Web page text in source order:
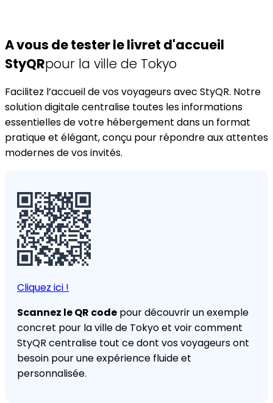
A vous de tester le livret d'accueil
StyQRpour la ville de Tokyo
Facilitez l’accueil de vos voyageurs avec StyQR. Notre
solution digitale centralise toutes les informations
essentielles de votre hébergement dans un format
pratique et élégant, conçu pour répondre aux attentes
modernes de vos invités.
Cliquez ici !
Scannez le QR code pour découvrir un exemple
concret pour la ville de Tokyo et voir comment
StyQR centralise tout ce dont vos voyageurs ont
besoin pour une expérience fluide et
personnalisée.